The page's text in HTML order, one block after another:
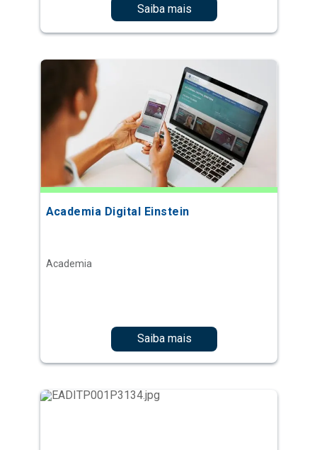
Saiba mais
Academia Digital Einstein
Academia
Saiba mais